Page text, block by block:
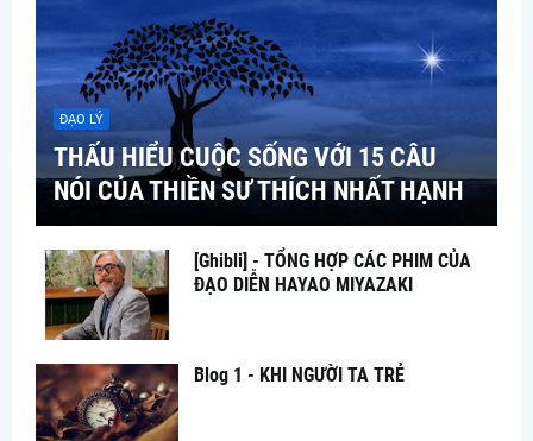
ĐẠO LÝ
THẤU HIỂU CUỘC SỐNG VỚI 15 CÂU
NÓI CỦA THIỀN SƯ THÍCH NHẤT HẠNH
[Ghibli] - TỔNG HỢP CÁC PHIM CỦA
ĐẠO DIỄN HAYAO MIYAZAKI
Blog 1 - KHI NGƯỜI TA TRẺ